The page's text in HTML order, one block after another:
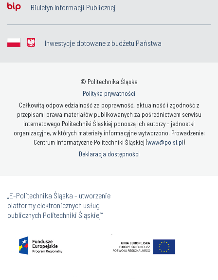
Biuletyn Informacji Publicznej
Inwestycje dotowane z budżetu Państwa
© Politechnika Śląska
Polityka prywatności
Całkowitą odpowiedzialność za poprawność, aktualność i zgodność z
przepisami prawa materiałów publikowanych za pośrednictwem serwisu
internetowego Politechniki Śląskiej ponoszą ich autorzy - jednostki
organizacyjne, w których materiały informacyjne wytworzono. Prowadzenie:
Centrum Informatyczne Politechniki Śląskiej (www@polsl.pl)
Deklaracja dostępności
„E-Politechnika Śląska - utworzenie
platformy elektronicznych usług
publicznych Politechniki Śląskiej”